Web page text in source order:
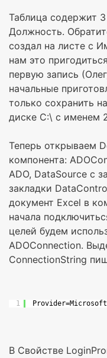
Таблица содержит
Должность.
создал на листе с
нам это
первую запись
начальные
только сохранить
диске C:\ с именем
Теперь открываем
компонента:
ADO, DataSource с
закладки
документ Excel в
начала
целей будем
ADOConnection.
ConnectionString
1 Provider=Microsoft
В Свойстве